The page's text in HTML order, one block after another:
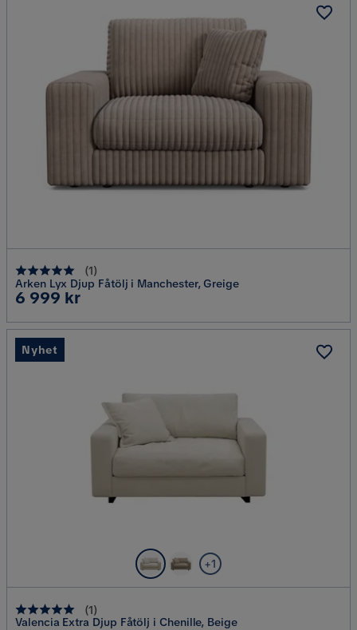
(1)
Arken Lyx Djup Fåtölj i Manchester, Greige
Pris
6 999 kr
+1
(1)
Valencia Extra Djup Fåtölj i Chenille, Beige
Nyhet